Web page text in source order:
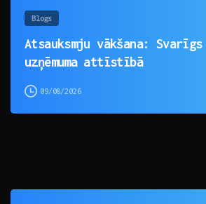
Blogs
Atsauksmju vākšana:
uzņēmuma attīstībā
09/08/2026